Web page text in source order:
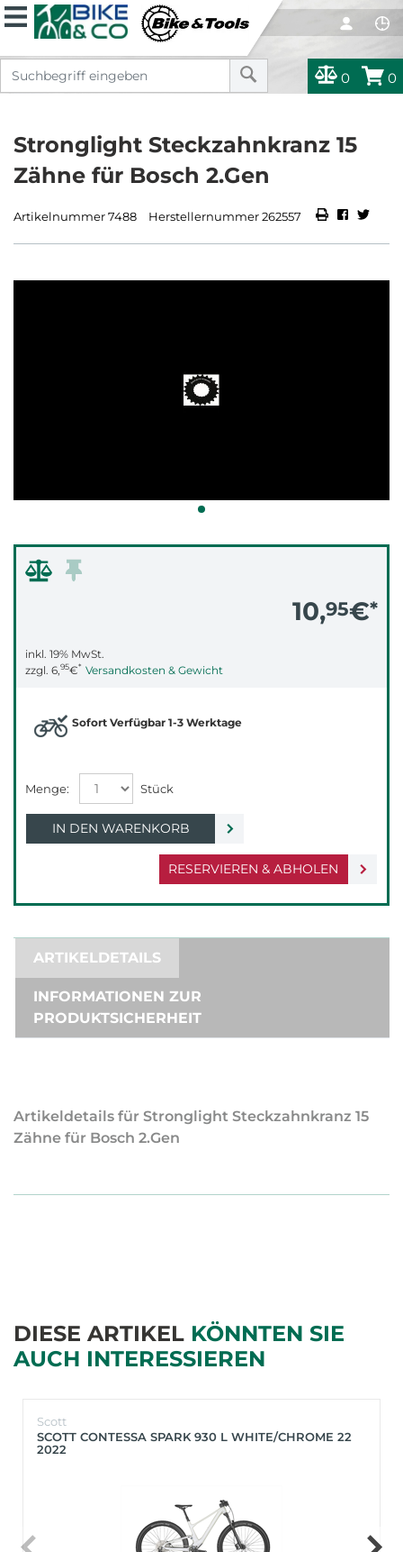
0 0
Stronglight Steckzahnkranz 15
Zähne für Bosch 2.Gen
Artikelnummer 7488 Herstellernummer 262557
10,95€*
inkl. 19% MwSt.
zzgl. 6,95€* Versandkosten & Gewicht
RESERVIEREN & ABHOLEN
Sofort Verfügbar 1-3 Werktage
IN DEN WARENKORB
ARTIKELDETAILS
INFORMATIONEN ZUR
PRODUKTSICHERHEIT
Artikeldetails für Stronglight Steckzahnkranz 15
Zähne für Bosch 2.Gen
DIESE ARTIKEL KÖNNTEN SIE
AUCH INTERESSIEREN
Scott
SCOTT CONTESSA SPARK 930 L WHITE/CHROME 22
2022